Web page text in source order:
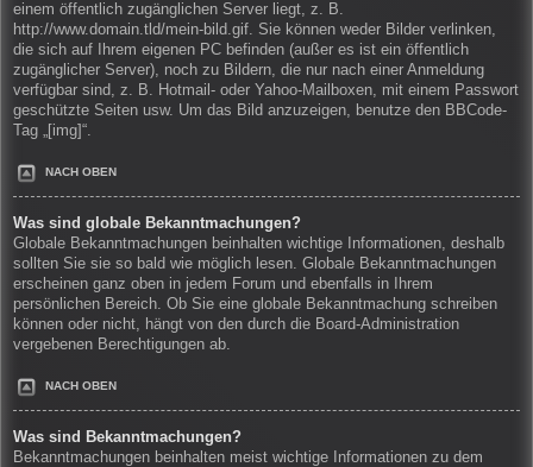
einem öffentlich zugänglichen Server liegt, z. B.
http://www.domain.tld/mein-bild.gif. Sie können weder Bilder verlinken,
die sich auf Ihrem eigenen PC befinden (außer es ist ein öffentlich
zugänglicher Server), noch zu Bildern, die nur nach einer Anmeldung
verfügbar sind, z. B. Hotmail- oder Yahoo-Mailboxen, mit einem Passwort
geschützte Seiten usw. Um das Bild anzuzeigen, benutze den BBCode-
Tag „[img]“.
NACH OBEN
Was sind globale Bekanntmachungen?
Globale Bekanntmachungen beinhalten wichtige Informationen, deshalb
sollten Sie sie so bald wie möglich lesen. Globale Bekanntmachungen
erscheinen ganz oben in jedem Forum und ebenfalls in Ihrem
persönlichen Bereich. Ob Sie eine globale Bekanntmachung schreiben
können oder nicht, hängt von den durch die Board-Administration
vergebenen Berechtigungen ab.
NACH OBEN
Was sind Bekanntmachungen?
Bekanntmachungen beinhalten meist wichtige Informationen zu dem